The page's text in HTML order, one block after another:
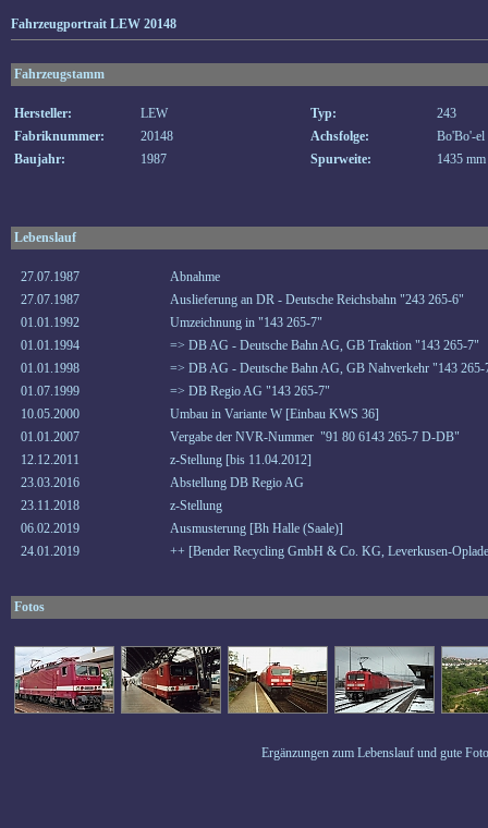
Fahrzeugportrait LEW 20148
Fahrzeugstamm
Hersteller: LEW Typ:
243
Fabriknummer:
20148 Achsfolge:
Bo'Bo'-el
Baujahr:
1987 Spurweite: 1435 mm
Lebenslauf
27.07.1987
Abnahme
27.07.1987
Auslieferung an DR - Deutsche Reichsbahn "243 265-6"
01.01.1992
Umzeichnung in "143 265-7"
01.01.1994
=> DB AG - Deutsche Bahn AG, GB Traktion "143 265-7"
01.01.1998
=> DB AG - Deutsche Bahn AG, GB Nahverkehr "143 265-
01.07.1999
=> DB Regio AG "143 265-7"
10.05.2000
Umbau in Variante W [Einbau KWS 36]
01.01.2007
Vergabe der NVR-Nummer "91 80 6143 265-7 D-DB"
12.12.2011
z-Stellung [bis 11.04.2012]
23.03.2016
Abstellung DB Regio AG
23.11.2018
z-Stellung
06.02.2019
Ausmusterung [Bh Halle (Saale)]
24.01.2019
++ [Bender Recycling GmbH & Co. KG, Leverkusen-
Fotos
Ergänzungen zum Lebenslauf und gute